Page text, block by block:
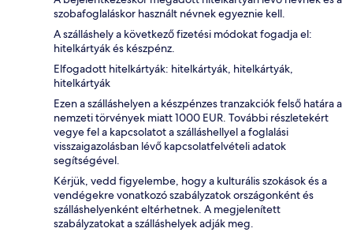
szobafoglaláskor használt névnek egyeznie kell.
A szálláshely a következő fizetési módokat fogadja el:
hitelkártyák és készpénz.
Elfogadott hitelkártyák: hitelkártyák, hitelkártyák,
hitelkártyák
Ezen a szálláshelyen a készpénzes tranzakciók felső határa a
nemzeti törvények miatt 1000 EUR. További részletekért
vegye fel a kapcsolatot a szálláshellyel a foglalási
visszaigazolásban lévő kapcsolatfelvételi adatok
segítségével.
Kérjük, vedd figyelembe, hogy a kulturális szokások és a
vendégekre vonatkozó szabályzatok országonként és
szálláshelyenként eltérhetnek. A megjelenített
szabályzatokat a szálláshelyek adják meg.